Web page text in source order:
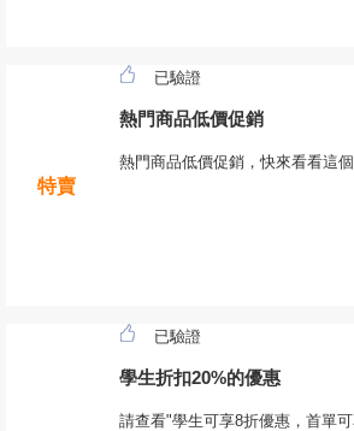
特賣
已驗證
熱門商品低價促銷
熱門商品低價促銷，快來看看這
已驗證
學生折扣20%的優惠
請查看"學生可享8折優惠，首單